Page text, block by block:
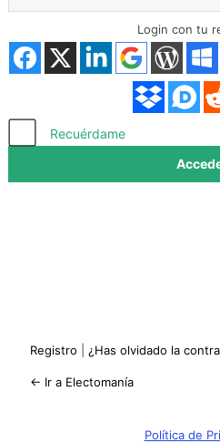
Login con tu
Recuérdame
Registro ¿Has olvidado la
← Ir a Electomanía
Política de